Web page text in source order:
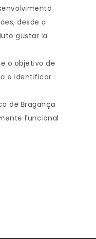
desde a
gustar la
o objetivo de
e identificar
de Bragança
funcional